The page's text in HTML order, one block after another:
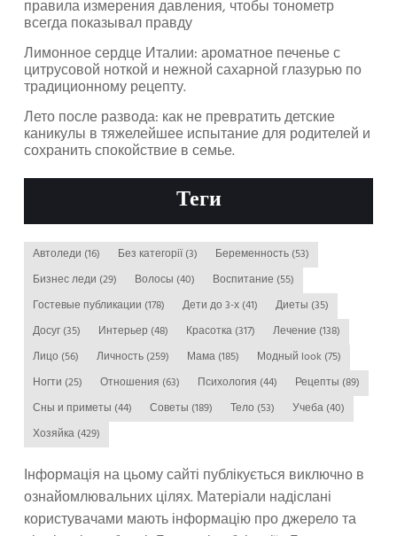
правила измерения давления, чтобы тонометр
всегда показывал правду
Лимонное сердце Италии: ароматное печенье с
цитрусовой ноткой и нежной сахарной глазурью по
традиционному рецепту.
Лето после развода: как не превратить детские
каникулы в тяжелейшее испытание для родителей и
сохранить спокойствие в семье.
Теги
Автоледи (16) Без категорії(3) Беременность (53)
Бизнес леди (29) Волосы (40) Воспитание (55)
Гостевые публикации (178) Дети до 3-х (41) Диеты (35)
Досуг (35) Интерьер (48) Красотка (317) Лечение (138)
Лицо (56) Личность (259) Мама (185) Модный look (75)
Ногти (25) Отношения (63) Психология (44) Рецепты (89)
Сны и приметы (44) Советы (189) Тело (53) Учеба (40)
Хозяйка (429)
Інформація на цьому сайті публікується виключно в
ознайомлювальних цілях. Матеріали надіслані
користувачами мають інформацію про джерело та